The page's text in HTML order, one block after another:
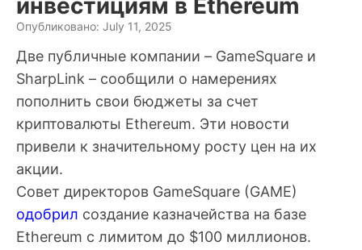
инвестициям в Ethereum
Опубликовано: July 11, 2025
Две публичные компании – GameSquare и
SharpLink – сообщили о намерениях
пополнить свои бюджеты за счет
криптовалюты Ethereum. Эти новости
привели к значительному росту цен на их
акции.
Совет директоров GameSquare (GAME)
одобрил создание казначейства на базе
Ethereum с лимитом до $100 миллионов.